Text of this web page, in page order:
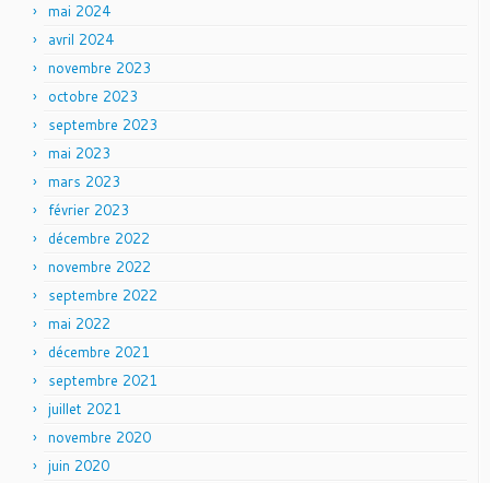
mai 2024
avril 2024
novembre 2023
octobre 2023
septembre 2023
mai 2023
mars 2023
février 2023
décembre 2022
novembre 2022
septembre 2022
mai 2022
décembre 2021
septembre 2021
juillet 2021
novembre 2020
juin 2020